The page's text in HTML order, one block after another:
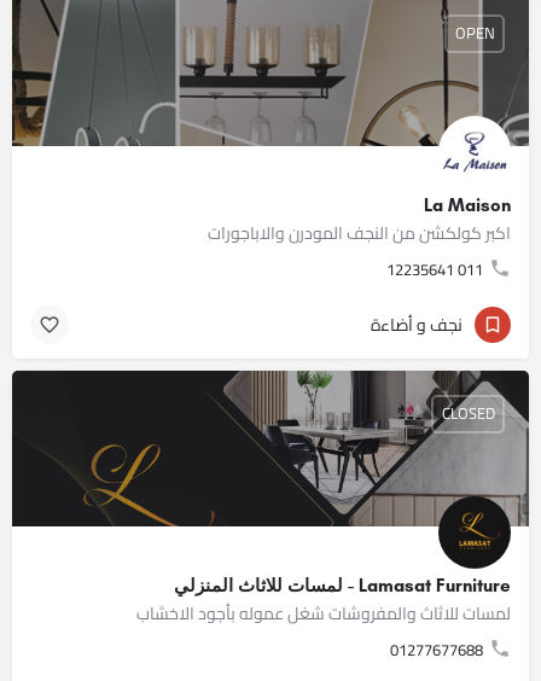
La Maison
اكبر كولكشن من النجف المودرن والاباجورات
011 12235641
OPEN
نجف و أضاءة
Lamasat Furniture - لمسات للاثاث المنزلي
لمسات للاثاث والمفروشات شغل عموله بأجود الاخشاب
01277677688
CLOSED